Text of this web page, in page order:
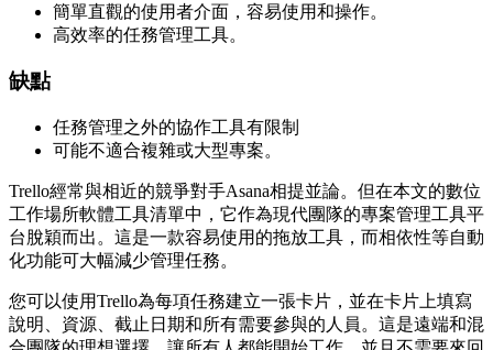
簡單直觀的使用者介面，容易使用和操作。
高效率的任務管理工具。
缺點
任務管理之外的協作工具有限制
可能不適合複雜或大型專案。
Trello經常與相近的競爭對手Asana相提並論。但在本文的數位
工作場所軟體工具清單中，它作為現代團隊的專案管理工具平
台脫穎而出。這是一款容易使用的拖放工具，而相依性等自動
化功能可大幅減少管理任務。
您可以使用Trello為每項任務建立一張卡片，並在卡片上填寫
說明、資源、截止日期和所有需要參與的人員。這是遠端和混